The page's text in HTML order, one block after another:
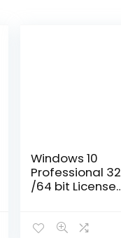
Windows 10
Professional 32
/64 bit License
24h)